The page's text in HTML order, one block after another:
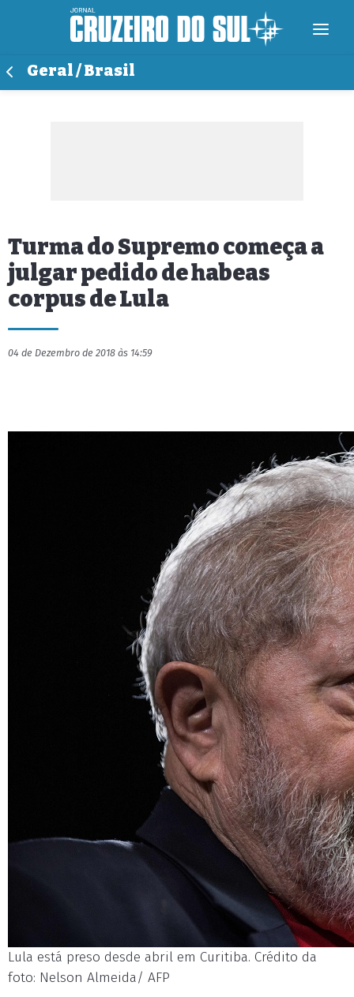
Geral / Brasil
Turma do Supremo começa a
julgar pedido de habeas
corpus de Lula
04 de Dezembro de 2018 às 14:59
Lula está preso desde abril em Curitiba. Crédito da
foto: Nelson Almeida/ AFP